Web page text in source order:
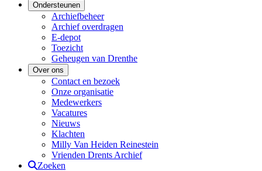
Ondersteunen
Archiefbeheer
Archief overdragen
E-depot
Toezicht
Geheugen van Drenthe
Over ons
Contact en bezoek
Onze organisatie
Medewerkers
Vacatures
Nieuws
Klachten
Milly Van Heiden Reinestein
Vrienden Drents Archief
Zoeken